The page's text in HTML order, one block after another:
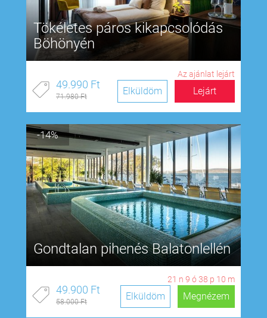
Tökéletes páros kikapcsolódás
Böhönyén
Az ajánlat lejárt
49.990 Ft
71.980 Ft Lejárt
Elküldöm
-14%
Gondtalan pihenés Balatonlellén
21 n9ó38 p9 m
49.900 Ft
58.000 Ft Megnézem
Elküldöm